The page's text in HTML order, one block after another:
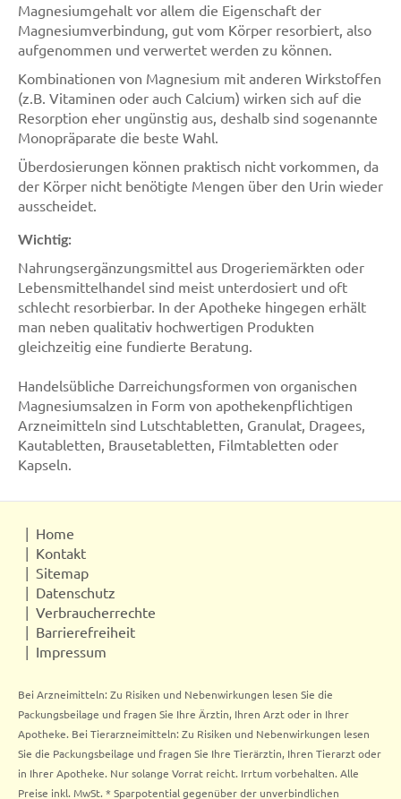
Magnesiumgehalt vor allem die Eigenschaft der
Magnesiumverbindung, gut vom Körper resorbiert, also
aufgenommen und verwertet werden zu können.
Kombinationen von Magnesium mit anderen Wirkstoffen
(z.B. Vitaminen oder auch Calcium) wirken sich auf die
Resorption eher ungünstig aus, deshalb sind sogenannte
Monopräparate die beste Wahl.
Überdosierungen können praktisch nicht vorkommen, da
der Körper nicht benötigte Mengen über den Urin wieder
ausscheidet.
Wichtig:
Nahrungsergänzungsmittel aus Drogeriemärkten oder
Lebensmittelhandel sind meist unterdosiert und oft
schlecht resorbierbar. In der Apotheke hingegen erhält
man neben qualitativ hochwertigen Produkten
gleichzeitig eine fundierte Beratung.
Handelsübliche Darreichungsformen von organischen
Magnesiumsalzen in Form von apothekenpflichtigen
Arzneimitteln sind Lutschtabletten, Granulat, Dragees,
Kautabletten, Brausetabletten, Filmtabletten oder
Kapseln.
Home
Kontakt
Sitemap
Datenschutz
Verbraucherrechte
Barrierefreiheit
Impressum
Bei Arzneimitteln: Zu Risiken und Nebenwirkungen lesen Sie die
Packungsbeilage und fragen Sie Ihre Ärztin, Ihren Arzt oder in Ihrer
Apotheke. Bei Tierarzneimitteln: Zu Risiken und Nebenwirkungen lesen
Sie die Packungsbeilage und fragen Sie Ihre Tierärztin, Ihren Tierarzt oder
in Ihrer Apotheke. Nur solange Vorrat reicht. Irrtum vorbehalten. Alle
Preise inkl. MwSt. * Sparpotential gegenüber der unverbindlichen